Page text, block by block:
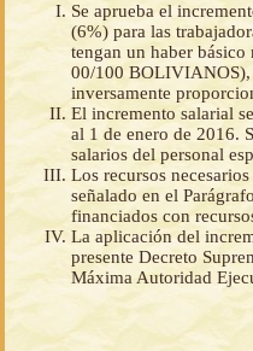
Se aprueba el
(6%) para las
tengan un haber
00/100 BOLIVIANOS),
inversamente
El incremento salarial
al 1 de enero de 2016.
salarios del personal
Los recursos
señalado en el
financiados con
La aplicación del
presente Decreto
Máxima Autoridad